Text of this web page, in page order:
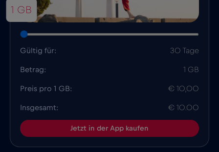
1 GB
Gültig für: 30 Tage
Betrag: 1 GB
Preis pro 1 GB: € 10,00
Insgesamt: € 10.00
Jetzt in der App kaufen